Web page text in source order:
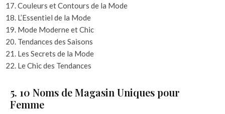
Couleurs et Contours de la Mode
L’Essentiel de la Mode
Mode Moderne et Chic
Tendances des Saisons
Les Secrets de la Mode
Le Chic des Tendances
5. 10 Noms de Magasin Uniques pour
Femme